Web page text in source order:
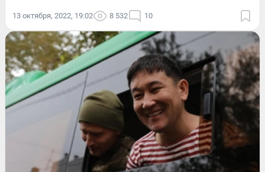
13 октября, 2022, 19:02 8 532 10